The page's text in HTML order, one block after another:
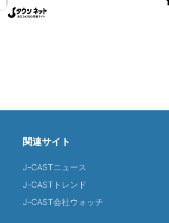
関連サイト
J-CASTニュース
J-CASTトレンド
J-CAST会社ウォッチ